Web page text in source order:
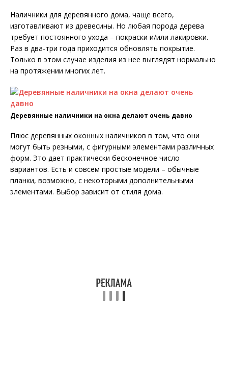
Наличники для деревянного дома, чаще всего,
изготавливают из древесины. Но любая порода дерева
требует постоянного ухода – покраски и/или лакировки.
Раз в два-три года приходится обновлять покрытие.
Только в этом случае изделия из нее выглядят нормально
на протяжении многих лет.
Деревянные наличники на окна делают очень давно
Плюс деревянных оконных наличников в том, что они
могут быть резными, с фигурными элементами различных
форм. Это дает практически бесконечное число
вариантов. Есть и совсем простые модели – обычные
планки, возможно, с некоторыми дополнительными
элементами. Выбор зависит от стиля дома.